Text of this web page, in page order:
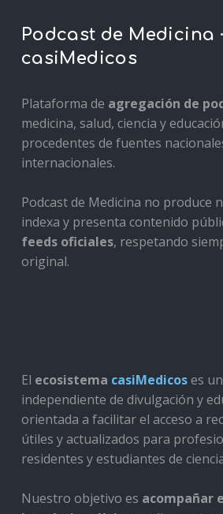
Podcast de Medicina
casiMedicos
Plataforma de agregación de
medicina, salud, ciencia y
procedentes de fuentes
internacionales.
Podcast de Medicina no produce
indexa y presenta contenido
feeds oficiales, respetando
original.
El ecosistema casiMedicoses
independiente de divulgación y
orientada a facilitar el acceso a
útiles y actualizados para
residentes y estudiantes de
Nuestro objetivo es acompañar